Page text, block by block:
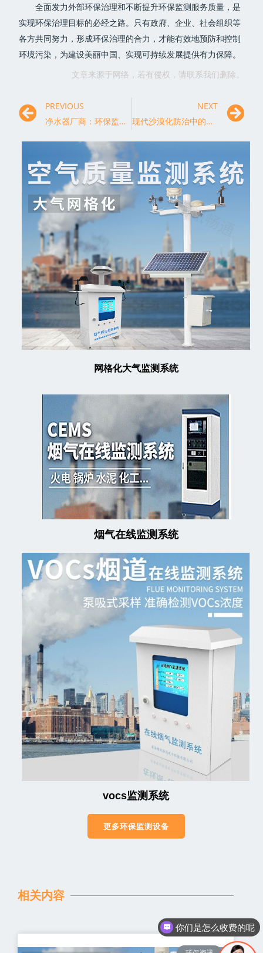
全面发力外部环保治理和不断提升环保监测服务质量，是
实现环保治理目标的必经之路。只有政府、企业、社会组织等
各方共同努力，形成环保治理的合力，才能有效地预防和控制
环境污染，为建设美丽中国、实现可持续发展提供有力保障。
文章来源于网络，若有侵权，请联系我们删除。
PREVIOUS
净水器厂商：环保监测是我们提高产品质量的前提
NEXT
现代沙漠化防治中的岩溶地区环保监测研究
网格化大气监测系统
烟气在线监测系统
vocs监测系统
更多环保监测设备
相关内容
你们是怎么收费的呢